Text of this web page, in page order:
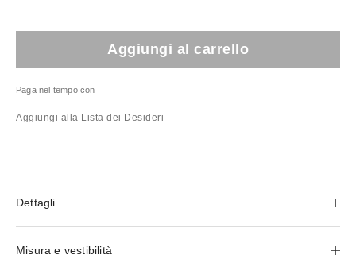
Aggiungi al carrello
Paga nel tempo con
Aggiungi alla Lista dei Desideri
Dettagli
Misura e vestibilità